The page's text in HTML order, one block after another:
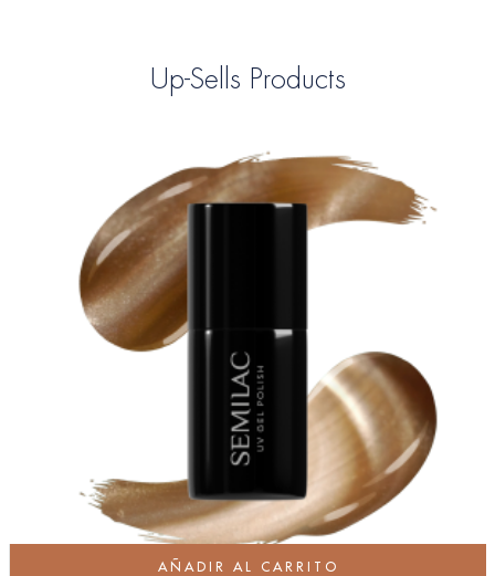
Up-Sells Products
AÑADIR AL CARRITO